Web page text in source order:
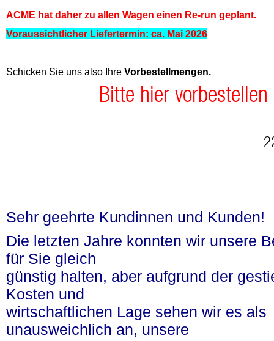
ACME hat daher zu allen Wagen einen Re-run geplant.
Voraussichtlicher Liefertermin: ca. Mai 2026
Schicken Sie uns also Ihre Vorbestellmengen.
Bitte hier vorbestellen
Sehr geehrte Kundinnen und Kunden!
Die letzten Jahre konnten wir unsere
für Sie gleich
günstig halten, aber aufgrund der
Kosten und
wirtschaftlichen Lage sehen wir es als
unausweichlich an, unsere